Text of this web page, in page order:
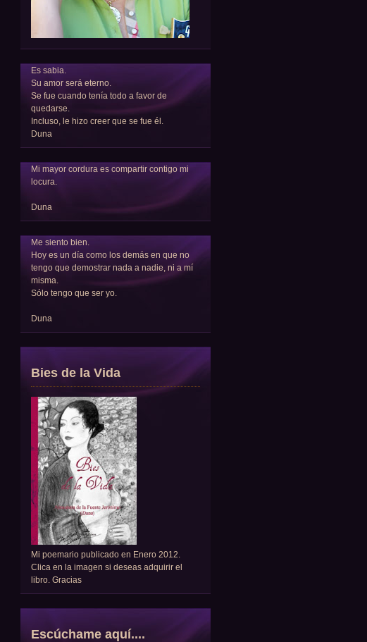
Es sabia.
Su amor será eterno.
Se fue cuando tenía todo a favor de
quedarse.
Incluso, le hizo creer que se fue él.
Duna
Mi mayor cordura es compartir contigo mi
locura.
Duna
Me siento bien.
Hoy es un día como los demás en que no
tengo que demostrar nada a nadie, ni a mí
misma.
Sólo tengo que ser yo.
Duna
Bies de la Vida
Mi poemario publicado en Enero 2012.
Clica en la imagen si deseas adquirir el
libro. Gracias
Escúchame aquí....